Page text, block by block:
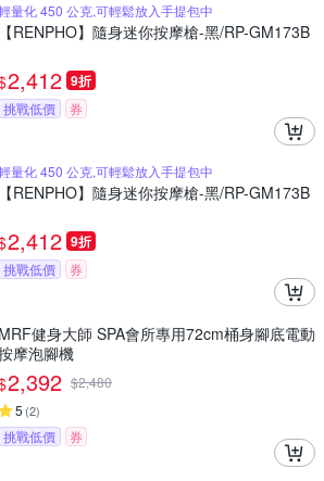
量化 450 公克,可輕鬆放入手提包中
【RENPHO】隨身迷你按摩槍-黑/RP-GM173B
2,412 9折
挑戰低價 券
量化 450 公克,可輕鬆放入手提包中
【RENPHO】隨身迷你按摩槍-黑/RP-GM173B
2,412 9折
挑戰低價 券
MRF健身大師 SPA會所專用72cm桶身腳底電動
摩泡腳機
2,392 $2,480
5 (2)
挑戰低價 券